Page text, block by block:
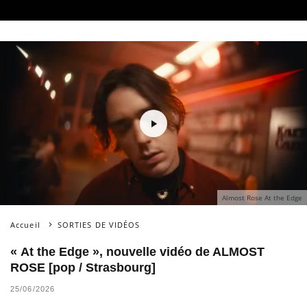
Almost Rose At the Edge
Accueil SORTIES DE VIDÉOS
« At the Edge », nouvelle vidéo de ALMOST
ROSE [pop / Strasbourg]
25/06/2026